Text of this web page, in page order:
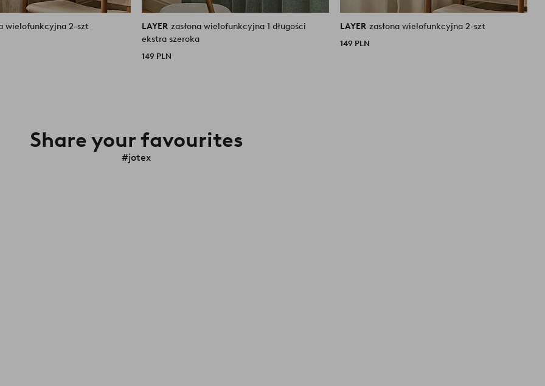
wielofunkcyjna 2-szt LAYER zasłona wielofunkcyjna 1 długości
ekstra szeroka
149 PLN
LAYER zasłona wielofunkcyjna 2-szt
149 PLN
Share your favourites
#jotex